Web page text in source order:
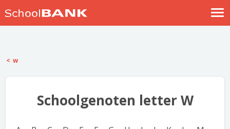
Help
w
Schoolgenoten letter W